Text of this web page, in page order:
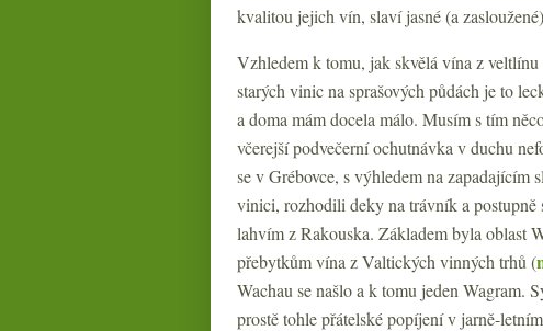
kvalitou jejich vín, slaví jasné (a
Vzhledem k tomu, jak skvělá vína z
starých vinic na sprašových půdách je to
a doma mám docela málo. Musím s tím
včerejší podvečerní ochutnávka v duchu
se v Grébovce, s výhledem na zapadajícím
vinici, rozhodili deky na trávník a
lahvím z Rakouska. Základem byla oblast
přebytkům vína z Valtických vinných trhů (
Wachau se našlo a k tomu jeden
prostě tohle přátelské popíjení v jarně-